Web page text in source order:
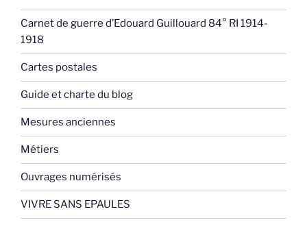
Carnet de guerre d’Edouard Guillouard 84° RI 1914-
1918
Cartes postales
Guide et charte du blog
Mesures anciennes
Métiers
Ouvrages numérisés
VIVRE SANS EPAULES